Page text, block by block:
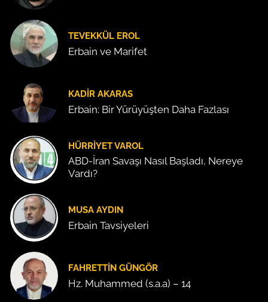
TEVEKKÜL EROL
Erbain ve Marifet
KADIR AKARAS
Erbain: Bir Yürüyüşten Daha Fazlası
HÜRRIYET VAROL
ABD-İran Savaşı Nasıl Başladı, Nereye
Vardı?
MUSA AYDIN
Erbain Tavsiyeleri
FAHRETTIN GÜNGÖR
Hz. Muhammed (s.a.a) – 14